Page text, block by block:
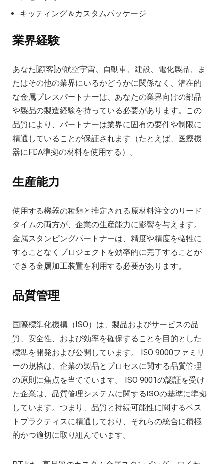
キッティング＆カスタムパッケージ
業界経験
あなた[顧客]が航空宇宙、自動車、建設、電化製品、ま
たはその他の業界にいるかどうかに関係なく、潜在的
な金属プレスパートナーは、あなたの業界向けの部品
や製品の製造経験を持っている必要があります。この
品質により、パートナーは業界に固有の要件や制限に
精通していることが保証されます（たとえば、医療機
器にFDA準拠の材料を使用する）。
生産能力
使用する機器の種類と推定される原材料注文のリード
タイムの​​両方が、企業の生産能力に影響を与えます。
金属スタンピングパートナーは、精度や精度を犠牲に
することなくプロジェクトを効率的に完了することが
できる金属加工装置を利用する必要があります。
品質管理
国際標準化機構（ISO）は、製品およびサービスの品
質、安全性、および効率を確保することを目的とした
標準を開発および公開しています。 ISO 9000ファミリ
ーの規格は、企業の製品とプロセスに関する品質管理
の原則に焦点を当てています。 ISO 9001の認証を受け
た企業は、品質管理システムに関するISOの基準に準拠
しています。つまり、品質と持続可能性に関するベス
トプラクティスに精通しており、それらの統合に積極
的かつ適切に取り組んでいます。